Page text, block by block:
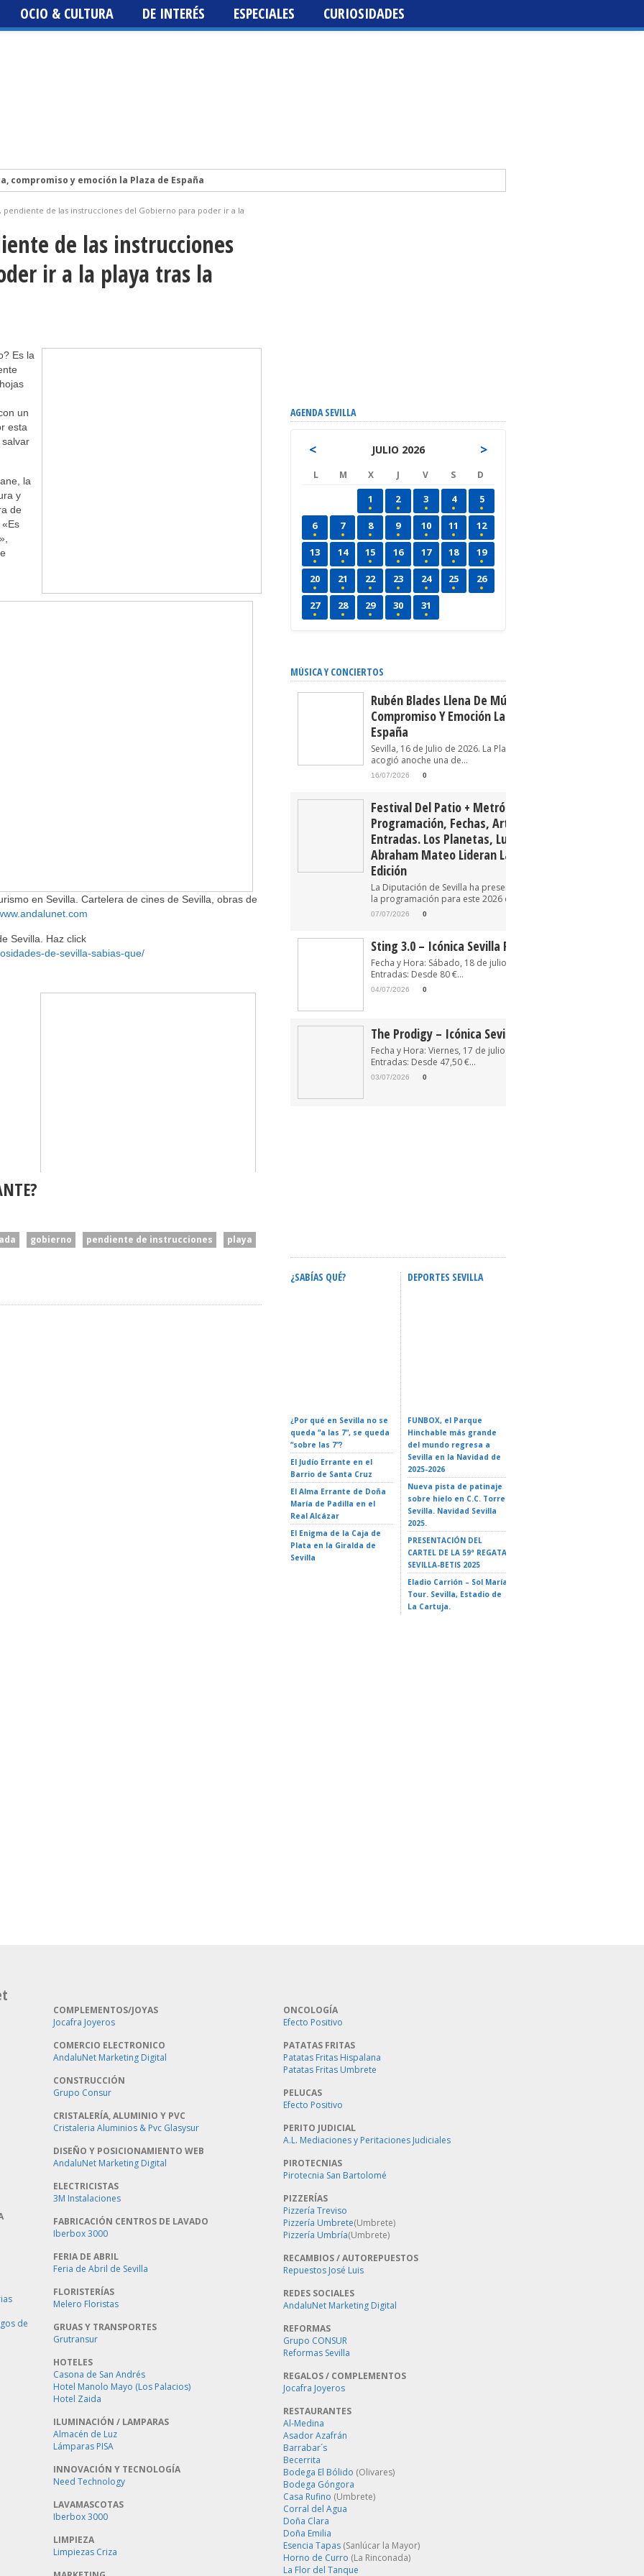
OCIO & CULTURA DE INTERÉS ESPECIALES CURIOSIDADES
compromiso y emoción la Plaza de España
2026. Programación, fechas, artistas y entradas. Los Planetas, Luz Casal y Abraham Mateo lideran la tercera
2026
2026
pendiente de las instrucciones del Gobierno para poder ir a la
de las instrucciones
ir a la playa tras la
Es la
un
esta
la
y
de
en Sevilla. Cartelera de cines de Sevilla, obras de
Sevilla. Haz click
de-sevilla-sabias-que/
gobierno pendiente de instrucciones playa
AGENDA SEVILLA
< JULIO 2026 >
L M X J V S D
1 2 3 4 5
6 7 8 9 10 11 12
13 14 15 16 17 18 19
20 21 22 23 24 25 26
27 28 29 30 31
MÚSICA Y CONCIERTOS
Rubén Blades Llena De Música,
Compromiso Y Emoción La Plaza De
España
Sevilla, 16 de Julio de 2026. La Plaza de España
acogió anoche una de...
16/07/2026 0
Festival Del Patio + Metrópolis 2026.
Programación, Fechas, Artistas Y
Entradas. Los Planetas, Luz Casal Y
Abraham Mateo Lideran La Tercera
Edición
La Diputación de Sevilla ha presentado oficialmente
la programación para este 2026 del Festival...
07/07/2026 0
Sting 3.0 – Icónica Sevilla Fest 2026
Fecha y Hora: Sábado, 18 de julio de 2026 22:30
Entradas: Desde 80 €...
04/07/2026 0
The Prodigy – Icónica Sevilla Fest 2026
Fecha y Hora: Viernes, 17 de julio de 2026 22:30
Entradas: Desde 47,50 €...
03/07/2026 0
¿SABÍAS QUÉ?
¿Por qué en Sevilla no se
queda “a las 7”, se queda
“sobre las 7”?
El Judío Errante en el
Barrio de Santa Cruz
El Alma Errante de Doña
María de Padilla en el
Real Alcázar
El Enigma de la Caja de
Plata en la Giralda de
Sevilla
DEPORTES SEVILLA
FUNBOX, el Parque
Hinchable más grande
del mundo regresa a
Sevilla en la Navidad de
2025-2026
Nueva pista de patinaje
sobre hielo en C.C. Torre
Sevilla. Navidad Sevilla
2025.
PRESENTACIÓN DEL
CARTEL DE LA 59ª REGATA
SEVILLA-BETIS 2025
Eladio Carrión – Sol María
Tour. Sevilla, Estadio de
La Cartuja.
de
COMPLEMENTOS/JOYAS
Jocafra Joyeros
COMERCIO ELECTRONICO
AndaluNet Marketing Digital
CONSTRUCCIÓN
Grupo Consur
CRISTALERÍA, ALUMINIO Y PVC
Cristaleria Aluminios & Pvc Glasysur
DISEÑO Y POSICIONAMIENTO WEB
AndaluNet Marketing Digital
ELECTRICISTAS
3M Instalaciones
FABRICACIÓN CENTROS DE LAVADO
Iberbox 3000
FERIA DE ABRIL
Feria de Abril de Sevilla
FLORISTERÍAS
Melero Floristas
GRUAS Y TRANSPORTES
Grutransur
HOTELES
Casona de San Andrés
Hotel Manolo Mayo (Los Palacios)
Hotel Zaida
ILUMINACIÓN / LAMPARAS
Almacén de Luz
Lámparas PISA
INNOVACIÓN Y TECNOLOGÍA
Need Technology
LAVAMASCOTAS
Iberbox 3000
LIMPIEZA
Limpiezas Criza
ONCOLOGÍA
Efecto Positivo
PATATAS FRITAS
Patatas Fritas Hispalana
Patatas Fritas Umbrete
PELUCAS
Efecto Positivo
PERITO JUDICIAL
A.L. Mediaciones y Peritaciones Judiciales
PIROTECNIAS
Pirotecnia San Bartolomé
PIZZERÍAS
Pizzería Treviso
Pizzería Umbrete(Umbrete)
Pizzería Umbría(Umbrete)
RECAMBIOS / AUTOREPUESTOS
Repuestos José Luis
REDES SOCIALES
AndaluNet Marketing Digital
REFORMAS
Grupo CONSUR
Reformas Sevilla
REGALOS / COMPLEMENTOS
Jocafra Joyeros
RESTAURANTES
Al-Medina
Asador Azafrán
Barrabar´s
Becerrita
Bodega El Bólido (Olivares)
Bodega Góngora
Casa Rufino (Umbrete)
Corral del Agua
Doña Clara
Doña Emilia
Esencia Tapas (Sanlúcar la Mayor)
Horno de Curro (La Rinconada)
La Flor del Tanque